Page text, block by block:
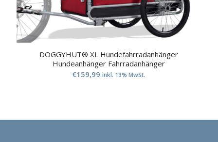
DOGGYHUT® XL Hundefahrradanhänger
Hundeanhänger Fahrradanhänger
€159,99 inkl. 19% MwSt.